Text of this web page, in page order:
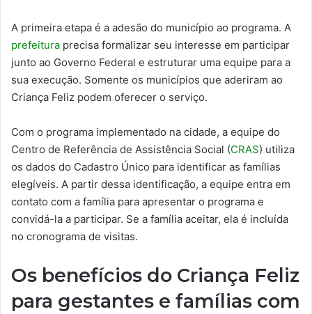
A primeira etapa é a adesão do município ao programa. A
prefeitura precisa formalizar seu interesse em participar
junto ao Governo Federal e estruturar uma equipe para a
sua execução. Somente os municípios que aderiram ao
Criança Feliz podem oferecer o serviço.
Com o programa implementado na cidade, a equipe do
Centro de Referência de Assistência Social (CRAS) utiliza
os dados do Cadastro Único para identificar as famílias
elegíveis. A partir dessa identificação, a equipe entra em
contato com a família para apresentar o programa e
convidá-la a participar. Se a família aceitar, ela é incluída
no cronograma de visitas.
Os benefícios do Criança Feliz
para gestantes e famílias com